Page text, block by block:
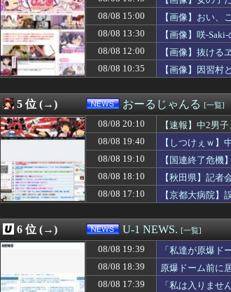
08/08 19:57
大学時代のゼミのメンバーが
08/08 19:57
Aママ「そのブランド服ちょ
08/08 19:57
【プチ修羅場】高校の時、生
08/08 19:55
【ハマスタバトル】ベイスタ
08/08 19:55
（ ´_ゝ`）東京新聞「小池都
08/08 19:55
甲子園出場校 猛暑と資金難
08/08 19:53
【下着画像】村重杏奈さん、
08/08 19:52
【画像】セブンイレブン、つ
08/08 19:52
【西武対ソフトバンク19回戦
08/08 19:50
ジムのランニングマシーン占
【画像】TWICE・モモ(30)、
08/08 19:48
【FF14】Switch版のキャラク
08/08 19:48
【画像】JDさん「私って顔で
08/08 19:48
【悲報】ラグビー選手、熱中
08/08 19:47
【修羅場】体臭がきつい義兄
08/08 19:47
【口癖】喋り始める前に「だ
08/08 19:47
海外「なんだって？！」PSG
08/08 19:45
【悲報】「美人すぎる県警本
ジムのランニングマシーン占
08/08 19:45
【悲報】「美人すぎる県警本
08/08 19:45
【悲報】風呂キャン界隈をさ
08/08 15:00
【画像】おい、
08/08 13:30
【画像】咲-
08/08 12:00
【画像】抜ける
08/08 10:35
【画像】因習村
5 位 (→) おーるじゃんる [一覧]
08/08 20:10
【速報】中2男
した」
08/08 19:40
【しつけぇｗ】
08/08 19:10
【国連終了危
のか言え
08/08 18:10
【秋田県】記
08/08 17:10
【京都大病院
6 位 (→) U-1 NEWS. [一覧]
08/08 19:39
「私達が原爆
08/08 18:39
原爆ドーム前に
08/08 17:39
「私は入りませ